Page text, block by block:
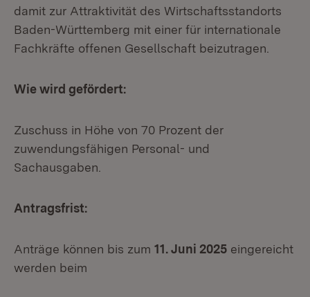
damit zur Attraktivität des Wirtschaftsstandorts
Baden-Württemberg mit einer für internationale
Fachkräfte offenen Gesellschaft beizutragen.
Wie wird gefördert:
Zuschuss in Höhe von 70 Prozent der
zuwendungsfähigen Personal- und
Sachausgaben.
Antragsfrist:
Anträge können bis zum 11. Juni 2025 eingereicht
werden beim